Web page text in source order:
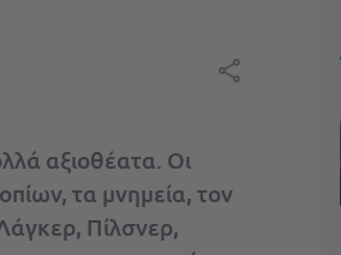
αξιοθέατα. Οι
τα μνημεία, τον
Λάγκερ, Πίλσνερ,